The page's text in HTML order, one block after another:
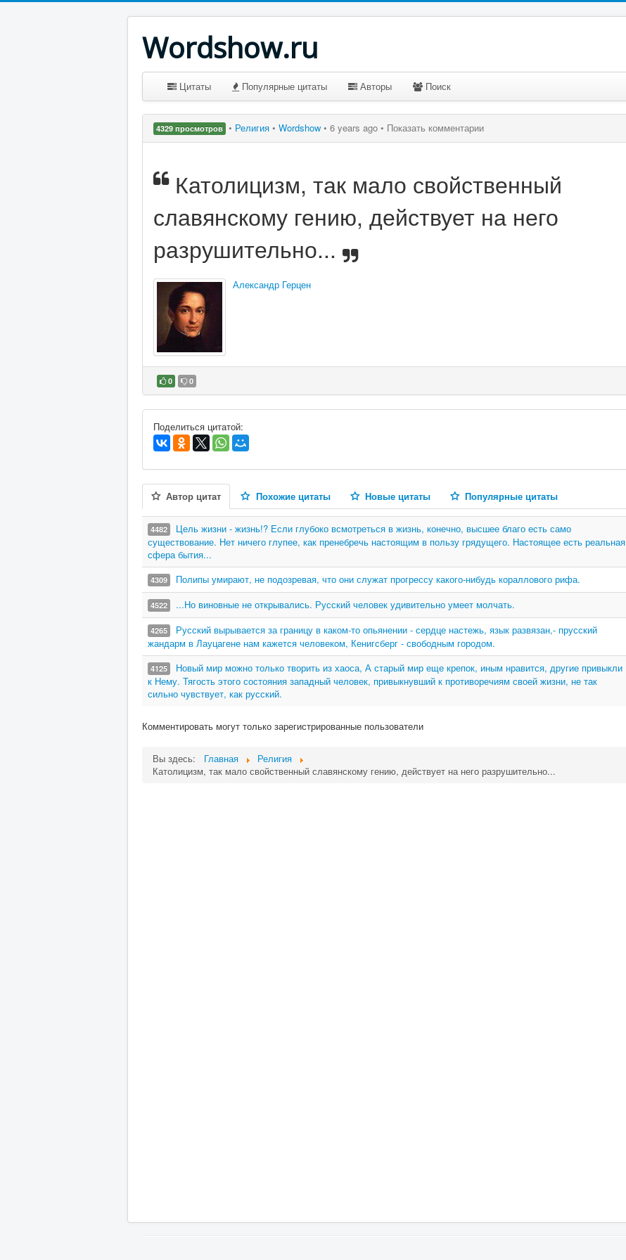
Wordshow.ru
Цитаты Популярные цитаты Авторы Поиск
4329 просмотров • Религия • Wordshow • 6 years ago • Показать комментарии
Католицизм, так мало свойственный
славянскому гению, действует на него
разрушительно...
Александр Герцен
0 0
В избранное
Поделиться цитатой:
Автор цитат Похожие цитаты Новые цитаты Популярные цитаты
4482
Цель жизни - жизнь!? Если глубоко всмотреться в жизнь, конечно, высшее благо есть само
существование. Нет ничего глупее, как пренебречь настоящим в пользу грядущего. Настоящее есть реальная
сфера бытия...
4309 Полипы умирают, не подозревая, что они служат прогрессу какого-нибудь кораллового рифа.
4522 ...Но виновные не открывались. Русский человек удивительно умеет молчать.
4265
Русский вырывается за границу в каком-то опьянении - сердце настежь, язык развязан,- прусский
жандарм в Лауцагене нам кажется человеком, Кенигсберг - свободным городом.
4125
Новый мир можно только творить из хаоса, А старый мир еще крепок, иным нравится, другие привыкли
к Нему. Тягость этого состояния западный человек, привыкнувший к противоречиям своей жизни, не так
сильно чувствует, как русский.
Комментировать могут только зарегистрированные пользователи
Вы здесь: Главная
Религия
Католицизм, так мало свойственный славянскому гению, действует на него разрушительно...